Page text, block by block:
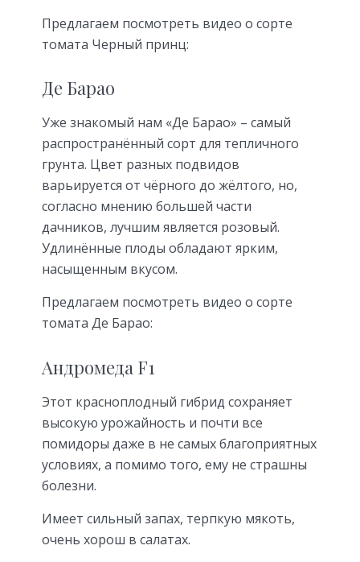
Предлагаем посмотреть видео о сорте
томата Черный принц:
Де Барао
Уже знакомый нам «Де Барао» – самый
распространённый сорт для тепличного
грунта. Цвет разных подвидов
варьируется от чёрного до жёлтого, но,
согласно мнению большей части
дачников, лучшим является розовый.
Удлинённые плоды обладают ярким,
насыщенным вкусом.
Предлагаем посмотреть видео о сорте
томата Де Барао:
Андромеда F1
Этот красноплодный гибрид сохраняет
высокую урожайность и почти все
помидоры даже в не самых благоприятных
условиях, а помимо того, ему не страшны
болезни.
Имеет сильный запах, терпкую мякоть,
очень хорош в салатах.